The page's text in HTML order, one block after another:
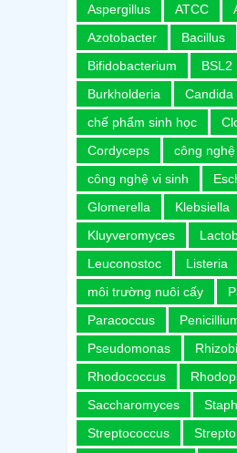
Aspergillus
ATCC
Azotobacter
Bacillus
Bifidobacterium
BSL2
Burkholderia
Candida
chế phẩm sinh học
Cordyceps
công
công nghệ vi sinh
Glomerella
Klebsiella
Kluyveromyces
Leuconostoc
Listeria
môi trường nuôi cấy
Paracoccus
Pseudomonas
Rhodococcus
Saccharomyces
Streptococcus